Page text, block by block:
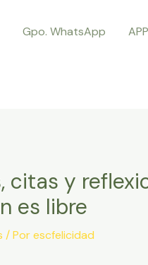
Gpo. WhatsApp
citas y
es libre
/ Porescfelicidad